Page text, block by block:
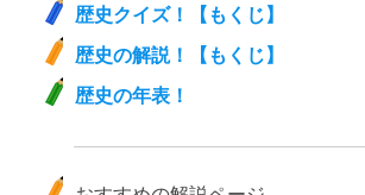
歴史クイズ！【もくじ】
歴史の解説！【もくじ】
歴史の年表！